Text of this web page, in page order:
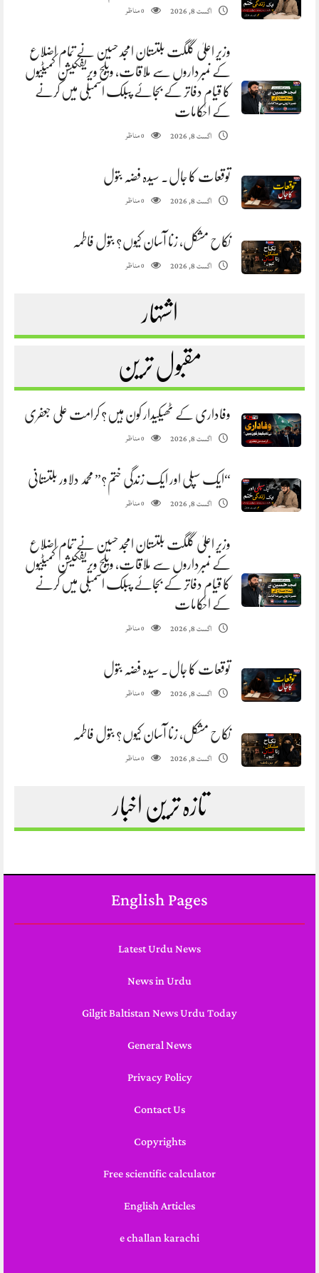
اگست 8, 2026 0مناظر
وزیر اعلیٰ گلگت بلتستان امجد حسین نے تمام اضلاع
کے نمبرداروں سے ملاقات، ویلج ویریفکیشن کمیٹیوں
کا قیام دفاتر کے بجائے پبلک اسمبلی میں کرنے
کے احکامات
اگست 8, 2026 0مناظر
توقعات کا جال. سیدہ فضہ بتول
اگست 8, 2026 0مناظر
نکاح مشکل، زنا آسان کیوں؟ بتول فاطمہ
اگست 8, 2026 0مناظر
اشتہار
مقبول ترین
وفاداری کے ٹھیکیدار کون ہیں؟ کرامت علی جعفری
اگست 8, 2026 0مناظر
“ایک سپلی اور ایک زندگی ختم؟” محمد دلاور بلتستانی
اگست 8, 2026 0مناظر
وزیر اعلیٰ گلگت بلتستان امجد حسین نے تمام اضلاع
کے نمبرداروں سے ملاقات، ویلج ویریفکیشن کمیٹیوں
کا قیام دفاتر کے بجائے پبلک اسمبلی میں کرنے
کے احکامات
اگست 8, 2026 0مناظر
توقعات کا جال. سیدہ فضہ بتول
اگست 8, 2026 0مناظر
نکاح مشکل، زنا آسان کیوں؟ بتول فاطمہ
اگست 8, 2026 0مناظر
تازہ ترین اخبار
English Pages
Latest Urdu News
News in Urdu
Gilgit Baltistan News Urdu Today
General News
Privacy Policy
Contact Us
Copyrights
Free scientific calculator
English Articles
e challan karachi